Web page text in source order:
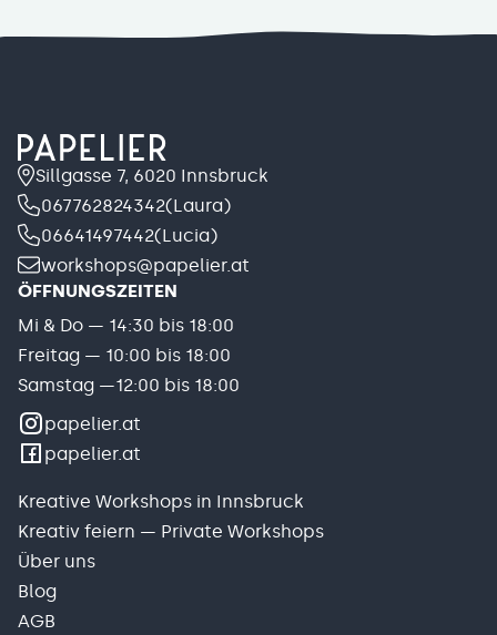
Sillgasse 7, 6020 Innsbruck
067762824342(Laura)
06641497442(Lucia)
workshops@papelier.at
ÖFFNUNGSZEITEN
Mi & Do — 14:30 bis 18:00
Freitag — 10:00 bis 18:00
Samstag —12:00 bis 18:00
papelier.at
papelier.at
Kreative Workshops in Innsbruck
Kreativ feiern — Private Workshops
Über uns
Blog
AGB